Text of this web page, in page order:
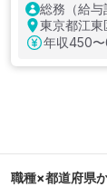
総務（給与
東京都江東
年収450
職種×都道府県